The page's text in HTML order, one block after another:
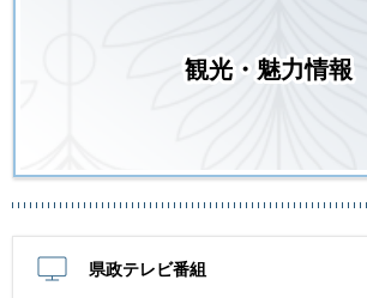
観光・魅力情報
県政テレビ番組